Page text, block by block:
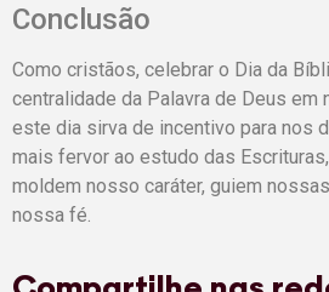
Conclusão
Como cristãos, celebrar o Dia da
centralidade da Palavra de Deus em
este dia sirva de incentivo para nos
mais fervor ao estudo das
moldem nosso caráter, guiem
nossa fé.